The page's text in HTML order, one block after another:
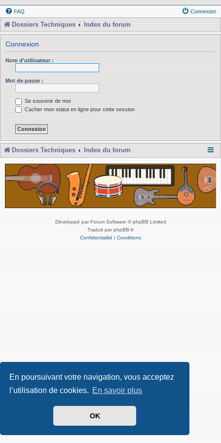
En poursuivant votre navigation, vous acceptez
l’utilisation de cookies. En savoir plus
OK
FAQ Connexion
Dossiers Techniques Index du forum
Connexion
Nom d’utilisateur :
Mot de passe :
Se souvenir de moi
Cacher mon statut en ligne pour cette session
Dossiers Techniques Index du forum
Développé par Forum Software © phpBB Limited
Traduit par phpBB-fr
Confidentialité | Conditions